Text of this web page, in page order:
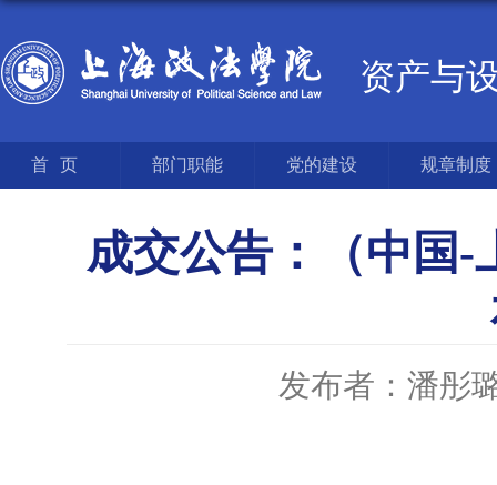
资产与
首页 部门职能 党的建设 规章制度
成交公告：（中国-
发布者：潘彤